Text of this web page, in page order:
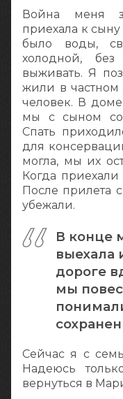
Война меня
приехала к
было воды,
холодной,
выживать. Я
жили в частном
человек. В
мы с сыном
Спать
для
могла, мы их
Когда
После прилета
убежали.
В конце
выехала
дороге
мы
Сейчас я с
Надеюсь
вернуться в